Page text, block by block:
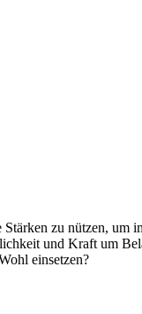
zu nützen, um
und Kraft um
einsetzen?